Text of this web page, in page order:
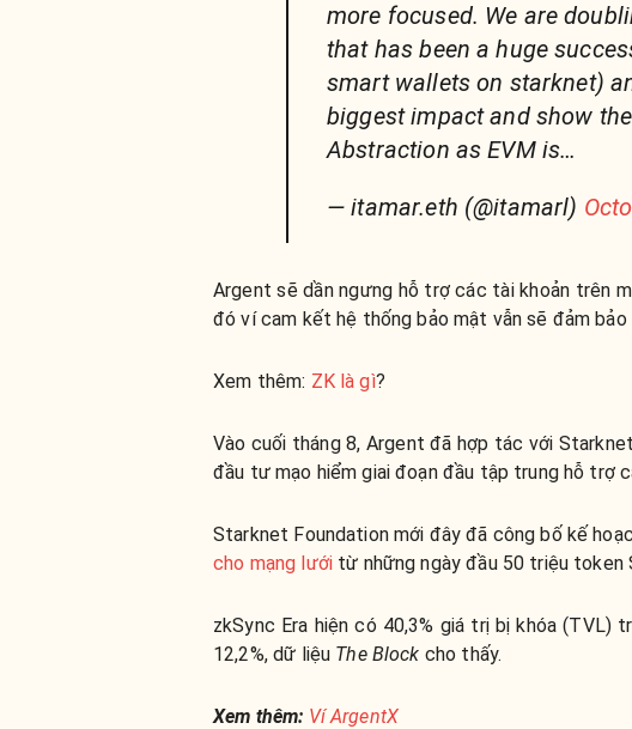
more focused. We are
that has been a huge
smart wallets on starknet)
biggest impact and show
Abstraction as EVM is…
— itamar.eth (@itamarl)
Argent sẽ dần ngưng hỗ trợ các tài khoản trên
đó ví cam kết hệ thống bảo mật vẫn sẽ đảm bảo
Xem thêm: ZK là gì?
Vào cuối tháng 8, Argent đã hợp tác với
đầu tư mạo hiểm giai đoạn đầu tập trung hỗ trợ
Starknet Foundation mới đây đã công bố kế
cho mạng lướitừ những ngày đầu 50 triệu token
zkSync Era hiện có 40,3% giá trị bị khóa (TVL)
12,2%, dữ liệu The Block cho thấy.
Xem thêm: Ví ArgentX